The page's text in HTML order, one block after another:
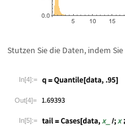
Stutzen Sie die Daten, indem
In[4]:=
Out[4]=
In[5]:=